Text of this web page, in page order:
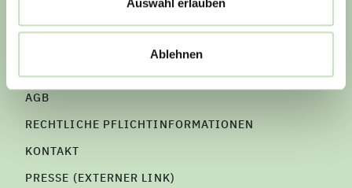
Ablehnen
AGB
RECHTLICHE PFLICHTINFORMATIONEN
KONTAKT
PRESSE (EXTERNER LINK)